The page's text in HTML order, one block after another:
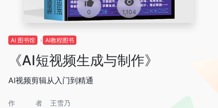
0 1,104
AI 图书馆 AI教程图书
《AI短视频生成与制作》
AI视频剪辑从入门到精通
作者
王雪乃